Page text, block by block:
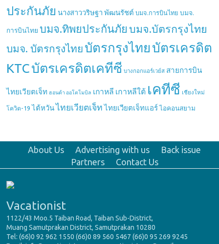
ประกันภัย นางสาววริษฐา พัฒนรัชต์ บมจ.การบินไทย บมจ.
การบินไทย บมจ.ทิพยประกันภัย บมจ.บัตรกรุงไทย
บมจ. บัตรกรุงไทย บัตรกรุงไทย บัตรเครดิต
KTCบัตรเครดิตเคทีซี บางกอกแอร์เวย์ส สายการบิน
ไทยเวียตเจ็ท ฮอนด้า ออโตโมบิล เกาหลี เกาหลีใต้ เคทีซี เชียงใหม่
โควิด-19 ไต้หวัน ไทยเวียตเจ็ท ไทยเวียตเจ็ทแอร์ ไอคอนสยาม
About Us Advertising with us
Back issue
Partners
Contact Us
Vacationist
1122/43 Moo.5 Taiban Road, Taiban Sub-District,
Muang Samutprakan District, Samutprakan 10280
Tel: (66)0 92 962 1550 (66)0 89 560 5467 (66)0 95 269 9245